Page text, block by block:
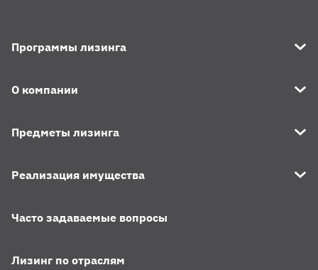
Программы лизинга
О компании
Предметы лизинга
Реализация имущества
Часто задаваемые вопросы
Лизинг по отраслям